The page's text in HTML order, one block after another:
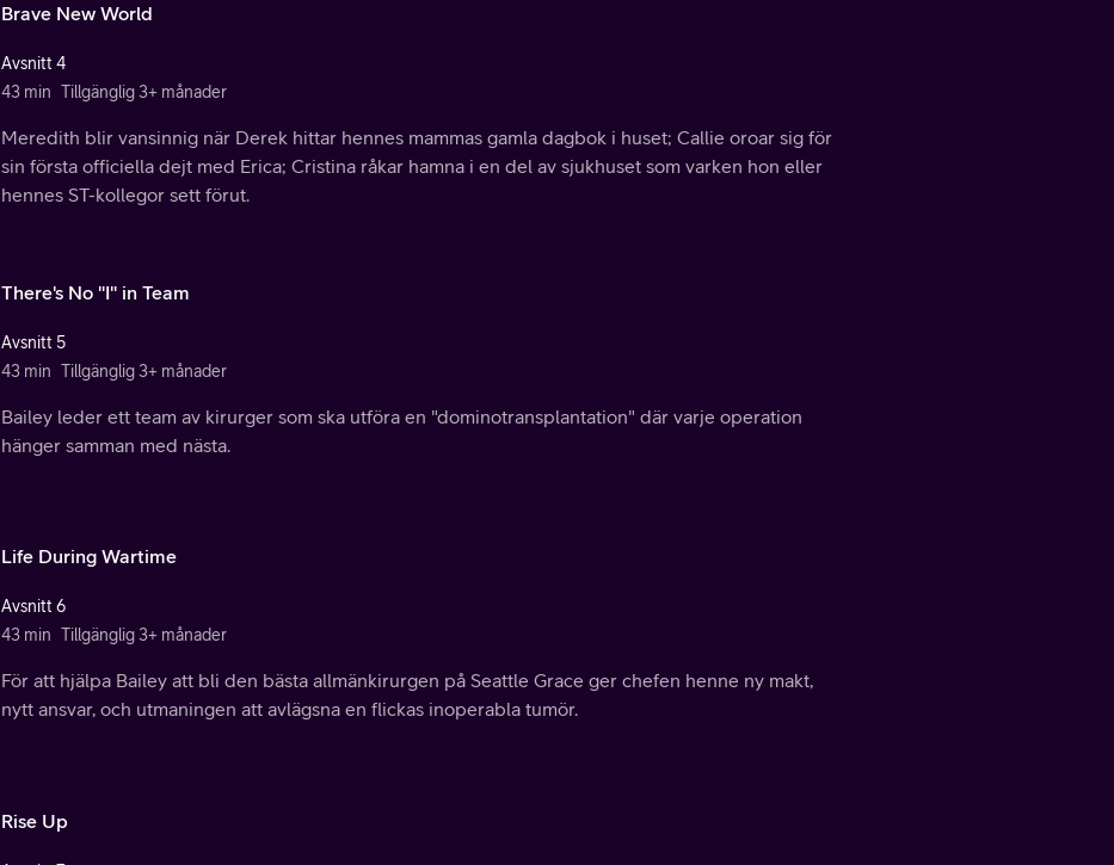
Brave New World
Avsnitt 4
43 min Tillgänglig 3+ månader
Meredith blir vansinnig när Derek hittar hennes mammas gamla dagbok i huset; Callie oroar sig för
sin första officiella dejt med Erica; Cristina råkar hamna i en del av sjukhuset som varken hon eller
hennes ST-kollegor sett förut.
There's No "I" in Team
Avsnitt 5
43 min Tillgänglig 3+ månader
Bailey leder ett team av kirurger som ska utföra en "dominotransplantation" där varje operation
hänger samman med nästa.
Life During Wartime
Avsnitt 6
43 min Tillgänglig 3+ månader
För att hjälpa Bailey att bli den bästa allmänkirurgen på Seattle Grace ger chefen henne ny makt,
nytt ansvar, och utmaningen att avlägsna en flickas inoperabla tumör.
Rise Up